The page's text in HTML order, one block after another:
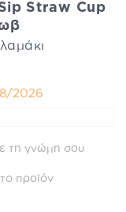
Straw Cup
2026
τη γνώμη σου
προϊόν